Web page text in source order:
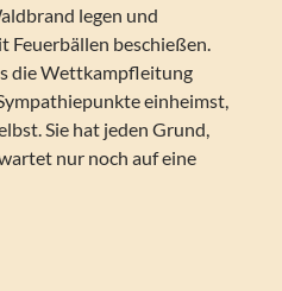
legen und
Feuerbällen beschießen.
die Wettkampfleitung
einheimst,
Sie hat jeden Grund,
nur noch auf eine